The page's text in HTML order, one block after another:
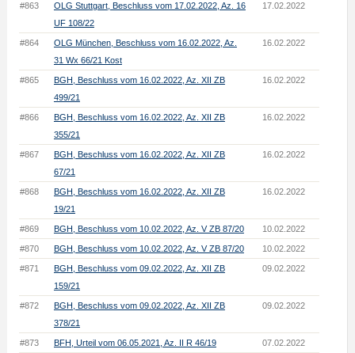
#863
OLG Stuttgart, Beschluss vom 17.02.2022, Az. 16
UF 108/22
17.02.2022
#864
OLG München, Beschluss vom 16.02.2022, Az.
31 Wx 66/21 Kost
16.02.2022
#865
BGH, Beschluss vom 16.02.2022, Az. XII ZB
499/21
16.02.2022
#866
BGH, Beschluss vom 16.02.2022, Az. XII ZB
355/21
16.02.2022
#867
BGH, Beschluss vom 16.02.2022, Az. XII ZB
67/21
16.02.2022
#868
BGH, Beschluss vom 16.02.2022, Az. XII ZB
19/21
16.02.2022
#869 BGH, Beschluss vom 10.02.2022, Az. V ZB 87/20 10.02.2022
#870 BGH, Beschluss vom 10.02.2022, Az. V ZB 87/20 10.02.2022
#871
BGH, Beschluss vom 09.02.2022, Az. XII ZB
159/21
09.02.2022
#872
BGH, Beschluss vom 09.02.2022, Az. XII ZB
378/21
09.02.2022
#873 BFH, Urteil vom 06.05.2021, Az. II R 46/19 07.02.2022